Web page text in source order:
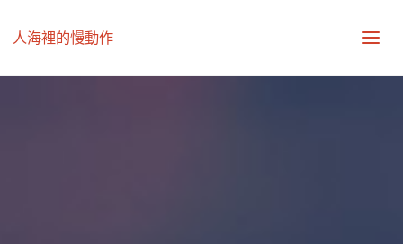
人海裡的慢動作